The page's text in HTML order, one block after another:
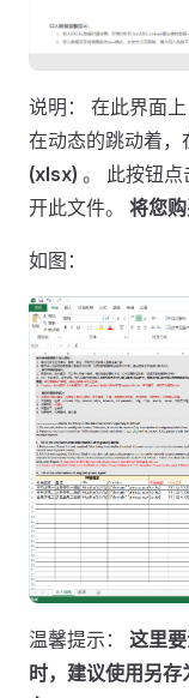
说明： 在此界面
在动态的跳动着，
(xlsx) 。 此按钮
开此文件。 将您
如图：
温馨提示： 这里
时，建议使用另